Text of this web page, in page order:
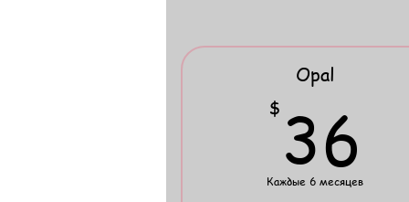
Opal
$ 36
Каждые 6 месяцев